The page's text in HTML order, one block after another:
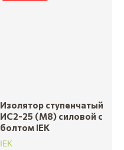
Изолятор ступенчатый
ИС2-25 (М8) силовой с
болтом IEK
IEK